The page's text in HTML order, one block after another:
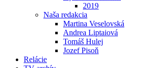
2019
Naša redakcia
Martina Veselovská
Andrea Liptaiová
Tomáš Hulej
Jozef Pisoň
Relácie